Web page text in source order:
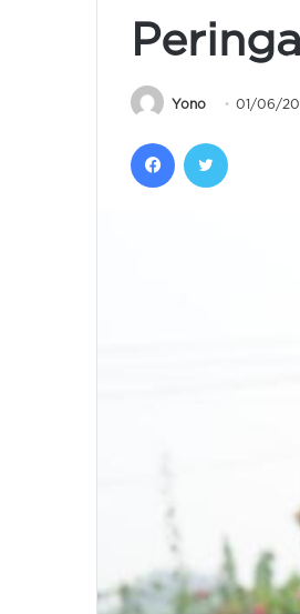
Yono 01/06/
Facebook